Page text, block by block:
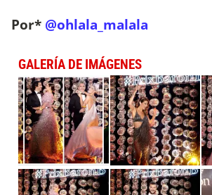
Por* @ohlala_malala
GALERÍA DE IMÁGENES